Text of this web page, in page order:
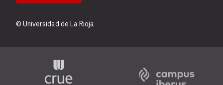
© Universidad de La Rioja